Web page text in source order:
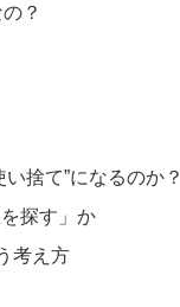
？
捨て”になるのか？
探す」か
考え方